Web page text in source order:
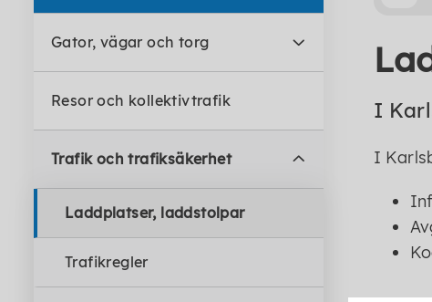
Gator, vägar och torg
Resor och kollektivtrafik
Trafik och trafiksäkerhet
Laddplatser, laddstolpar
Trafikregler
I
I